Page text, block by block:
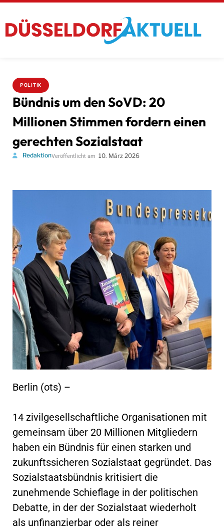
POLITIK
Bündnis um den SoVD: 20
Millionen Stimmen fordern einen
gerechten Sozialstaat
RedaktionVeröffentlicht am 10. März 2026
Berlin (ots) –
14 zivilgesellschaftliche Organisationen mit
gemeinsam über 20 Millionen Mitgliedern
haben ein Bündnis für einen starken und
zukunftssicheren Sozialstaat gegründet. Das
Sozialstaatsbündnis kritisiert die
zunehmende Schieflage in der politischen
Debatte, in der der Sozialstaat wiederholt
als unfinanzierbar oder als reiner